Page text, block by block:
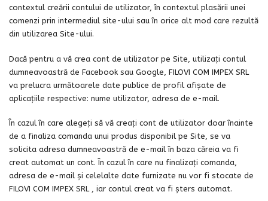
contextul creării contului de utilizator, în contextul plasării unei
comenzi prin intermediul site-ului sau în orice alt mod care rezultă
din utilizarea Site-ului.
Dacă pentru a vă crea cont de utilizator pe Site, utilizați contul
dumneavoastră de Facebook sau Google, FILOVI COM IMPEX SRL
va prelucra următoarele date publice de profil afişate de
aplicaţiile respective: nume utilizator, adresa de e-mail.
În cazul în care alegeți să vă creați cont de utilizator doar înainte
de a finaliza comanda unui produs disponibil pe Site, se va
solicita adresa dumneavoastră de e-mail în baza căreia va fi
creat automat un cont. În cazul în care nu finalizați comanda,
adresa de e-mail și celelalte date furnizate nu vor fi stocate de
FILOVI COM IMPEX SRL , iar contul creat va fi șters automat.